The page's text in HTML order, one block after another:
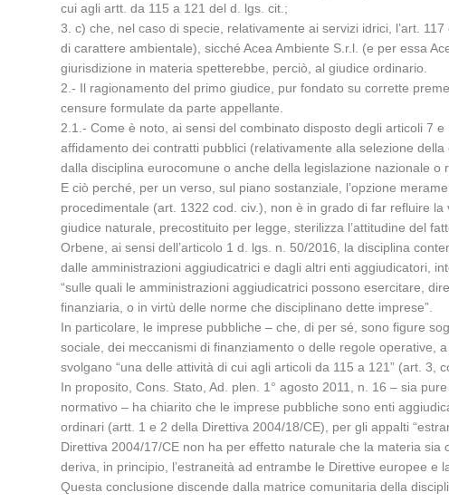
cui agli artt. da 115 a 121 del d. lgs. cit.;
3. c) che, nel caso di specie, relativamente ai servizi idrici, l’art.
di carattere ambientale), sicché Acea Ambiente S.r.l. (e per essa
giurisdizione in materia spetterebbe, perciò, al giudice ordinario.
2.- Il ragionamento del primo giudice, pur fondato su corrette
censure formulate da parte appellante.
2.1.- Come è noto, ai sensi del combinato disposto degli articoli 7
affidamento dei contratti pubblici (relativamente alla selezione
dalla disciplina eurocomune o anche della legislazione nazionale o
E ciò perché, per un verso, sul piano sostanziale, l’opzione
procedimentale (art. 1322 cod. civ.), non è in grado di far refluire
giudice naturale, precostituito per legge, sterilizza l’attitudine del
Orbene, ai sensi dell’articolo 1 d. lgs. n. 50/2016, la disciplina
dalle amministrazioni aggiudicatrici e dagli altri enti aggiudicatori,
“sulle quali le amministrazioni aggiudicatrici possono esercitare,
finanziaria, o in virtù delle norme che disciplinano dette imprese”.
In particolare, le imprese pubbliche – che, di per sé, sono figure
sociale, dei meccanismi di finanziamento o delle regole operative,
svolgano “una delle attività di cui agli articoli da 115 a 121” (art.
In proposito, Cons. Stato, Ad. plen. 1° agosto 2011, n. 16 – sia
normativo – ha chiarito che le imprese pubbliche sono enti
ordinari (artt. 1 e 2 della Direttiva 2004/18/CE), per gli appalti
Direttiva 2004/17/CE non ha per effetto naturale che la materia
deriva, in principio, l’estraneità ad entrambe le Direttive europee
Questa conclusione discende dalla matrice comunitaria della